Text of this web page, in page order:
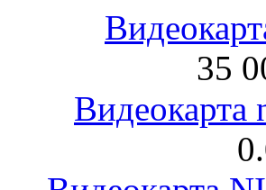
35
Видеокарта